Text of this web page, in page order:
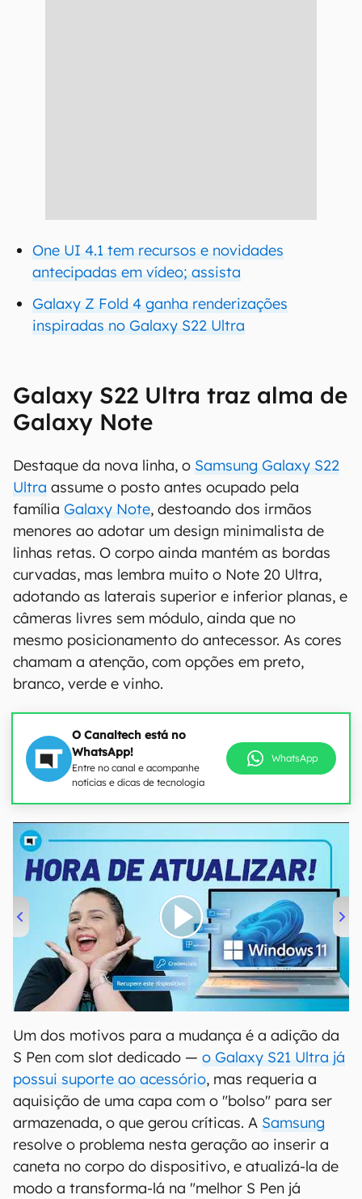
One UI 4.1 tem recursos e novidades
antecipadas em vídeo; assista
Galaxy Z Fold 4 ganha renderizações
inspiradas no Galaxy S22 Ultra
Galaxy S22 Ultra traz alma de
Galaxy Note
Destaque da nova linha, o Samsung Galaxy S22
Ultra assume o posto antes ocupado pela
família Galaxy Note, destoando dos irmãos
menores ao adotar um design minimalista de
linhas retas. O corpo ainda mantém as bordas
curvadas, mas lembra muito o Note 20 Ultra,
adotando as laterais superior e inferior planas, e
câmeras livres sem módulo, ainda que no
mesmo posicionamento do antecessor. As cores
chamam a atenção, com opções em preto,
branco, verde e vinho.
O Canaltech está no
WhatsApp!
Entre no canal e acompanhe
notícias e dicas de tecnologia
WhatsApp
00:00 04:52
Um dos motivos para a mudança é a adição da
S Pen com slot dedicado — o Galaxy S21 Ultra já
possui suporte ao acessório, mas requeria a
aquisição de uma capa com o "bolso" para ser
armazenada, o que gerou críticas. A Samsung
resolve o problema nesta geração ao inserir a
caneta no corpo do dispositivo, e atualizá-la de
modo a transforma-lá na "melhor S Pen já